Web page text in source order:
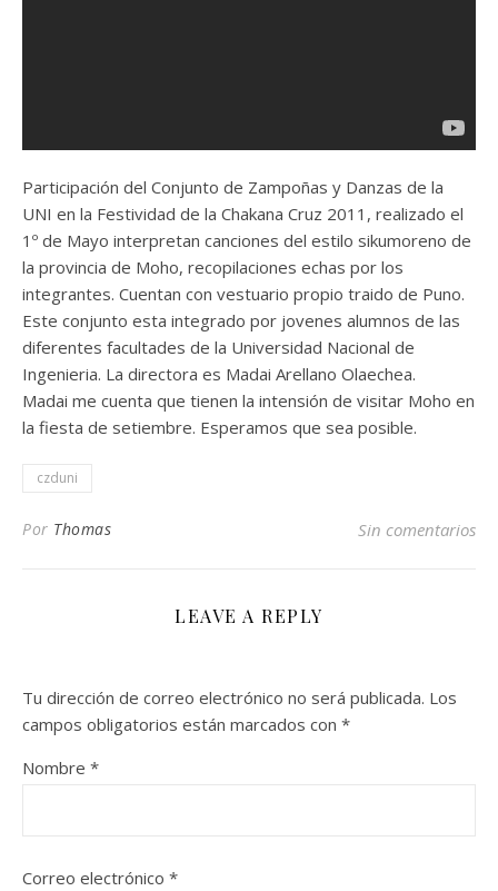
Participación del Conjunto de Zampoñas y Danzas de la
UNI en la Festividad de la Chakana Cruz 2011, realizado el
1º de Mayo interpretan canciones del estilo sikumoreno de
la provincia de Moho, recopilaciones echas por los
integrantes. Cuentan con vestuario propio traido de Puno.
Este conjunto esta integrado por jovenes alumnos de las
diferentes facultades de la Universidad Nacional de
Ingenieria. La directora es Madai Arellano Olaechea.
Madai me cuenta que tienen la intensión de visitar Moho en
la fiesta de setiembre. Esperamos que sea posible.
czduni
Por Thomas Sin comentarios
LEAVE A REPLY
Tu dirección de correo electrónico no será publicada. Los
campos obligatorios están marcados con *
Nombre *
Correo electrónico *